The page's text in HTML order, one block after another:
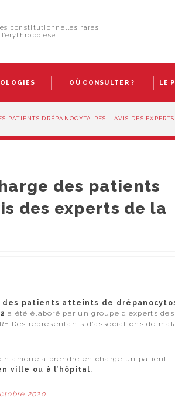
constitutionnelles rares
OÙ CONSULTER ? LE
PATIENTS DRÉPANOCYTAIRES – AVIS DES
des patients
des experts de la
des patients atteints de
a été élaboré par un groupe d’experts
Des représentants d’associations de
amené à prendre en charge un patient
ville ou à l’hôpital.
2020.